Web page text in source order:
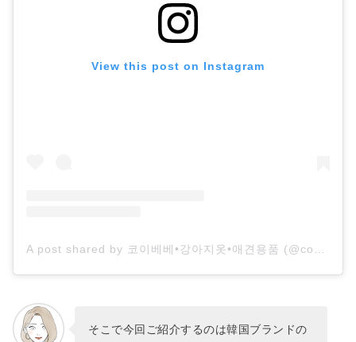
View this post on Instagram
そこで今回ご紹介するのは韓国ブランドの